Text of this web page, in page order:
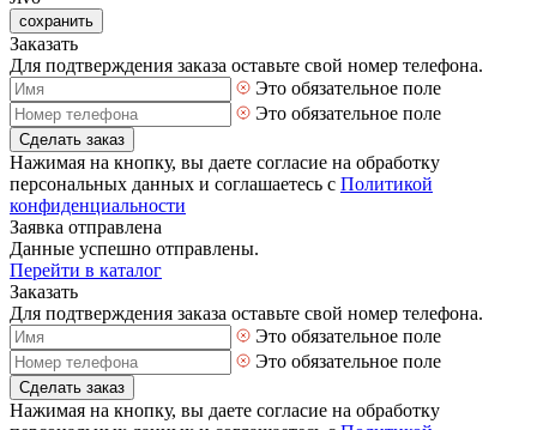
сохранить
Заказать
Для подтверждения заказа оставьте свой номер телефона.
Это обязательное поле
Это обязательное поле
Сделать заказ
Нажимая на кнопку, вы даете согласие на обработку
персональных данных и соглашаетесь с Политикой
конфиденциальности
Заявка отправлена
Данные успешно отправлены.
Перейти в каталог
Заказать
Для подтверждения заказа оставьте свой номер телефона.
Это обязательное поле
Это обязательное поле
Сделать заказ
Нажимая на кнопку, вы даете согласие на обработку